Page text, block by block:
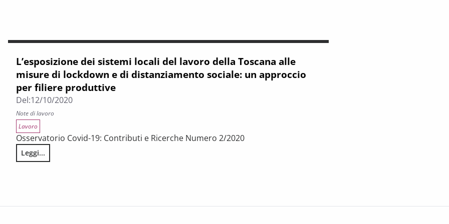
L’esposizione dei sistemi locali del lavoro della Toscana alle
misure di lockdown e di distanziamento sociale: un approccio
per filiere produttive
Del:12/10/2020
Note di lavoro
Lavoro
Osservatorio Covid-19: Contributi e Ricerche Numero 2/2020
Leggi...
L’esposizione dei sistemi locali del lavoro della Toscana alle misure di lockdown e di distanziamento sociale: un approccio